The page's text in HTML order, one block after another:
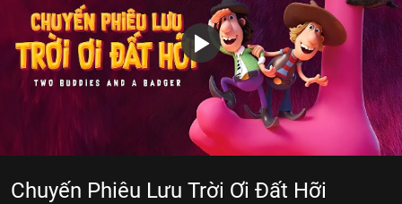
Chuyến Phiêu Lưu Trời Ơi Đất Hỡi